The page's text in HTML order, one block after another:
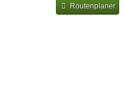
Routenplaner